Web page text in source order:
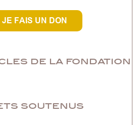
JE FAIS UN DON
de la fondation
soutenus